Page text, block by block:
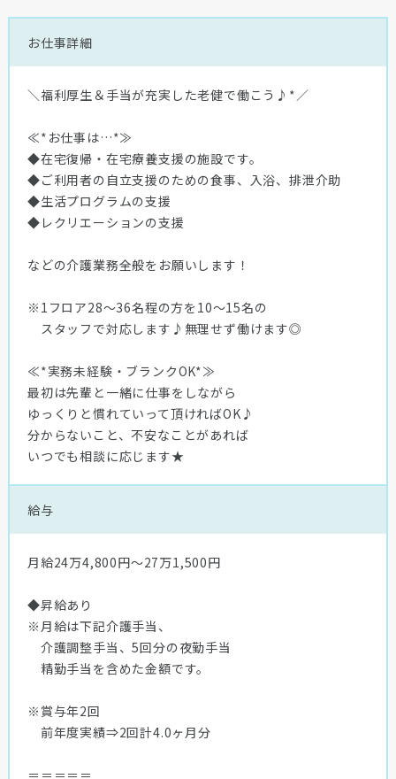
お仕事詳細
＼福利厚生＆手当が充実した老健で働こう♪*／
≪*お仕事は…*≫
◆在宅復帰・在宅療養支援の施設です。
◆ご利用者の自立支援のための食事、入浴、排泄介助
◆生活プログラムの支援
◆レクリエーションの支援
などの介護業務全般をお願いします！
※1フロア28〜36名程の方を10〜15名の
スタッフで対応します♪無理せず働けます◎
≪*実務未経験・ブランクOK*≫
最初は先輩と一緒に仕事をしながら
ゆっくりと慣れていって頂ければOK♪
分からないこと、不安なことがあれば
いつでも相談に応じます★
給与
月給24万4,800円〜27万1,500円
◆昇給あり
※月給は下記介護手当、
介護調整手当、5回分の夜勤手当
精勤手当を含めた金額です。
※賞与年2回
前年度実績⇒2回計4.0ヶ月分
＝＝＝＝＝